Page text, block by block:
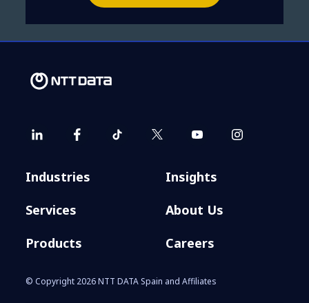
Industries
Services
Products
Insights
About Us
Careers
© Copyright 2026 NTT DATA Spain and Affiliates